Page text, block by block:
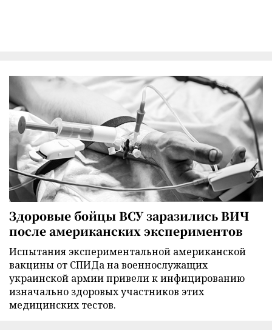
Здоровые бойцы ВСУ заразились ВИЧ
после американских экспериментов
Испытания экспериментальной американской
вакцины от СПИДа на военнослужащих
украинской армии привели к инфицированию
изначально здоровых участников этих
медицинских тестов.